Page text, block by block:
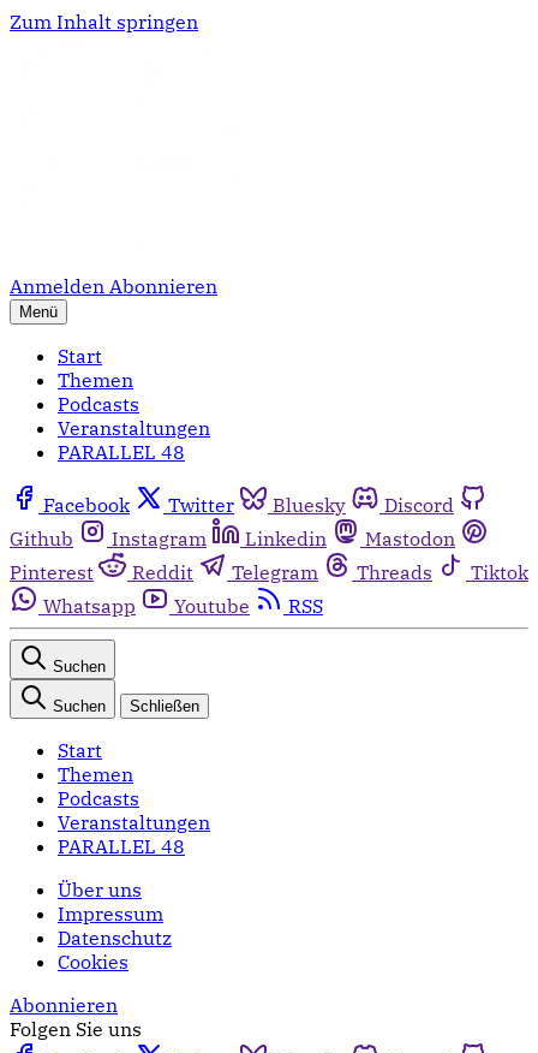
Zum Inhalt springen
Anmelden Abonnieren
Menü
Start
Themen
Podcasts
Veranstaltungen
PARALLEL 48
Facebook Twitter Bluesky
Discord
Github
Instagram Linkedin
Mastodon
Pinterest
Reddit Telegram Threads
Tiktok
Whatsapp
Youtube RSS
Suchen
Suchen Schließen
Start
Themen
Podcasts
Veranstaltungen
PARALLEL 48
Über uns
Impressum
Datenschutz
Cookies
Abonnieren
Folgen Sie uns